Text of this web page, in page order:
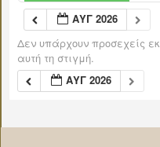
ΑΥΓ 2026
Δεν υπάρχουν προσεχείς
αυτή τη στιγμή.
ΑΥΓ 2026